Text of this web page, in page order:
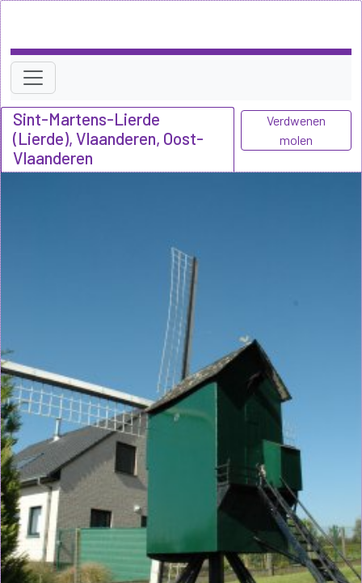
Sint-Martens-Lierde
(Lierde), Vlaanderen, Oost-
Vlaanderen
Verdwenen
molen